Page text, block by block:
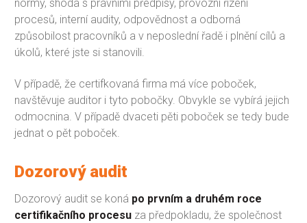
normy, shoda s právními předpisy, provozní řízení
procesů, interní audity, odpovědnost a odborná
způsobilost pracovníků a v neposlední řadě i plnění cílů a
úkolů, které jste si stanovili.
V případě, že certifkovaná firma má více poboček,
navštěvuje auditor i tyto pobočky. Obvykle se vybírá jejich
odmocnina. V případě dvaceti pěti poboček se tedy bude
jednat o pět poboček.
Dozorový audit
Dozorový audit se koná po prvním a druhém roce
certifikačního procesu za předpokladu, že společnost